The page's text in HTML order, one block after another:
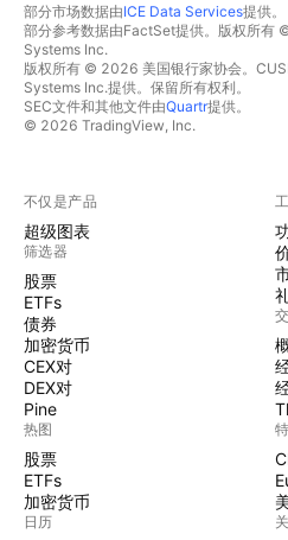
部分市场数据由ICE Data Services提供。
部分参考数据由FactSet提供。版权所
Systems Inc.
版权所有 © 2026 美国银行家协会。
Systems Inc.提供。保留所有权利。
SEC文件和其他文件由Quartr提供。
© 2026 TradingView, Inc.
不仅是产品
超级图表
筛选器
股票
ETFs
债券
加密货币
CEX对
DEX对
Pine
热图
股票
ETFs
加密货币
日历